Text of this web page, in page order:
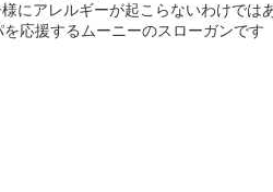
にアレルギーが起こらないわけでは
応援するムーニーのスローガンです